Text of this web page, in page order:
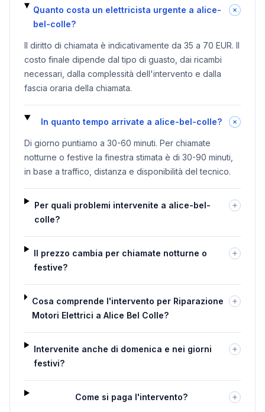
Quanto costa un elettricista urgente a alice-
bel-colle?
Il diritto di chiamata è indicativamente da 35 a 70 EUR. Il
costo finale dipende dal tipo di guasto, dai ricambi
necessari, dalla complessità dell'intervento e dalla
fascia oraria della chiamata.
In quanto tempo arrivate a alice-bel-colle?
Di giorno puntiamo a 30-60 minuti. Per chiamate
notturne o festive la finestra stimata è di 30-90 minuti,
in base a traffico, distanza e disponibilità del tecnico.
Per quali problemi intervenite a alice-bel-
colle?
Il prezzo cambia per chiamate notturne o
festive?
Cosa comprende l'intervento per Riparazione
Motori Elettrici a Alice Bel Colle?
Intervenite anche di domenica e nei giorni
festivi?
Come si paga l'intervento?